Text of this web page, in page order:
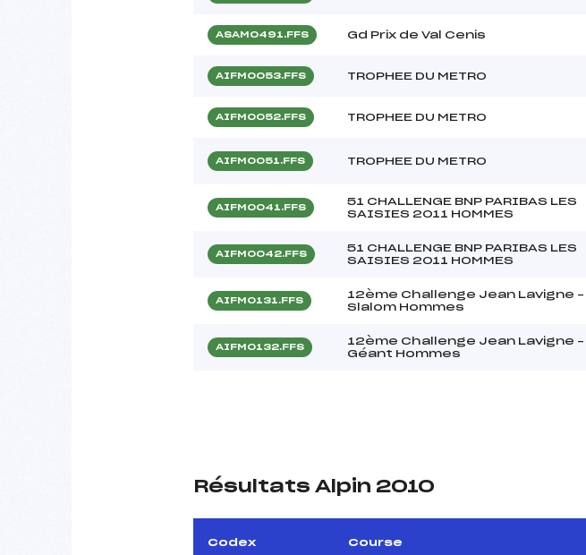
ASAM0491.FFS Gd Prix de Val Cenis
AIFM0053.FFS TROPHEE DU METRO
AIFM0052.FFS TROPHEE DU METRO
AIFM0051.FFS TROPHEE DU METRO
AIFM0041.FFS
51 CHALLENGE BNP PARIBAS LES
SAISIES 2011 HOMMES
AIFM0042.FFS
51 CHALLENGE BNP PARIBAS LES
SAISIES 2011 HOMMES
AIFM0131.FFS
12ème Challenge Jean Lavigne –
Slalom Hommes
AIFM0132.FFS
12ème Challenge Jean Lavigne –
Géant Hommes
Résultats Alpin 2010
Codex Course